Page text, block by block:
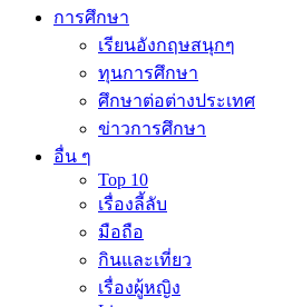
การศึกษา
เรียนอังกฤษสนุกๆ
ทุนการศึกษา
ศึกษาต่อต่างประเทศ
ข่าวการศึกษา
อื่น ๆ
Top 10
เรื่องลี้ลับ
มือถือ
กินและเที่ยว
เรื่องผู้หญิง